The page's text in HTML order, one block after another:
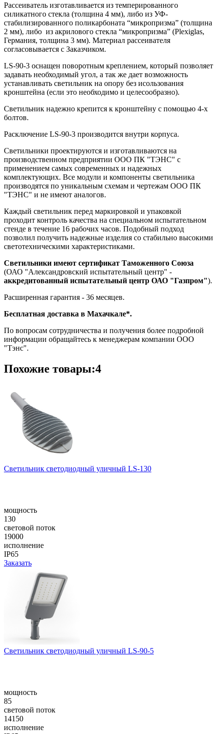
Рассеиватель изготавливается из темперированного
силикатного стекла (толщина 4 мм), либо из УФ-
стабилизированного поликарбоната “микропризма” (толщина
2 мм), либо из акрилового стекла “микропризма” (Plexiglas,
Германия, толщина 3 мм). Материал рассеивателя
согласовывается с Заказчиком.
LS-90-3 оснащен поворотным креплением, который позволяет
задавать необходимый угол, а так же дает возможность
устанавливать светильник на опору без исользования
кронштейна (если это необходимо и целесообразно).
Светильник надежно крепится к кронштейну с помощью 4-х
болтов.
Расключение LS-90-3 производится внутри корпуса.
Светильники проектируются и изготавливаются на
производственном предприятии ООО ПК "ТЭНС" с
применением самых современных и надежных
комплектующих. Все модули и компоненты светильника
производятся по уникальным схемам и чертежам ООО ПК
"ТЭНС" и не имеют аналогов.
Каждый светильник перед маркировкой и упаковкой
проходит контроль качества на специальном испытательном
стенде в течение 16 рабочих часов. Подобный подход
позволил получить надежные изделия со стабильно высокими
светотехническими характеристиками.
Светильники имеют сертификат Таможенного Союза
(ОАО "Александровский испытательный центр" -
аккредитованный испытательный центр ОАО "Газпром").
Расширенная гарантия - 36 месяцев.
Бесплатная доставка в Махачкале*.
По вопросам сотрудничества и получения более подробной
информации обращайтесь к менеджерам компании ООО
"Тэнс".
Похожие товары:4
Светильник светодиодный уличный LS-130
мощность
130
световой поток
19000
исполнение
IP65
Заказать
Cветильник светодиодный уличный LS-90-5
мощность
85
световой поток
14150
исполнение